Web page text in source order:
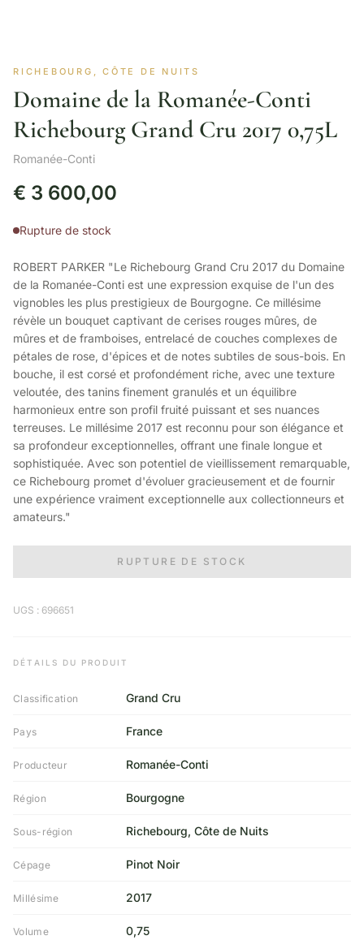
RICHEBOURG, CÔTE DE NUITS
Domaine de la Romanée-Conti
Richebourg Grand Cru 2017 0,75L
Romanée-Conti
€ 3 600,00
Rupture de stock
ROBERT PARKER "Le Richebourg Grand Cru 2017 du Domaine
de la Romanée-Conti est une expression exquise de l'un des
vignobles les plus prestigieux de Bourgogne. Ce millésime
révèle un bouquet captivant de cerises rouges mûres, de
mûres et de framboises, entrelacé de couches complexes de
pétales de rose, d'épices et de notes subtiles de sous-bois. En
bouche, il est corsé et profondément riche, avec une texture
veloutée, des tanins finement granulés et un équilibre
harmonieux entre son profil fruité puissant et ses nuances
terreuses. Le millésime 2017 est reconnu pour son élégance et
sa profondeur exceptionnelles, offrant une finale longue et
sophistiquée. Avec son potentiel de vieillissement remarquable,
ce Richebourg promet d'évoluer gracieusement et de fournir
une expérience vraiment exceptionnelle aux collectionneurs et
amateurs."
RUPTURE DE STOCK
UGS : 696651
DÉTAILS DU PRODUIT
Classification Grand Cru
Pays France
Producteur Romanée-Conti
Région Bourgogne
Sous-région Richebourg, Côte de Nuits
Cépage Pinot Noir
Millésime 2017
Volume 0,75